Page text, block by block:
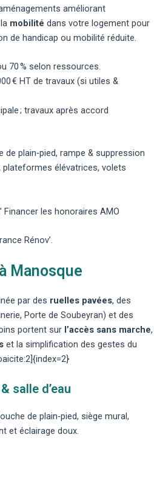
améliorant
mobilité dans votre logement pour
de handicap ou mobilité réduite.
70 % selon ressources.
€ HT de travaux (si utiles &
; travaux après accord
de plain‑pied, rampe & suppression
plateformes élévatrices, volets
Financer les honoraires AMO
Rénov’.
Manosque
par des ruelles pavées, des
Porte de Soubeyran) et des
portent sur l’accès sans marche,
et la simplification des gestes du
salle d’eau
de plain‑pied, siège mural,
et éclairage doux.